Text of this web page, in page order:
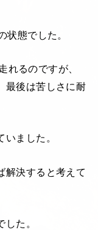
状態でした。
れるのですが、
最後は苦しさに耐
ました。
解決すると考えて
た。